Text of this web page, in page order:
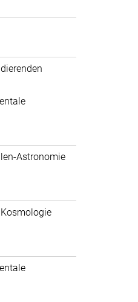
Astronomie